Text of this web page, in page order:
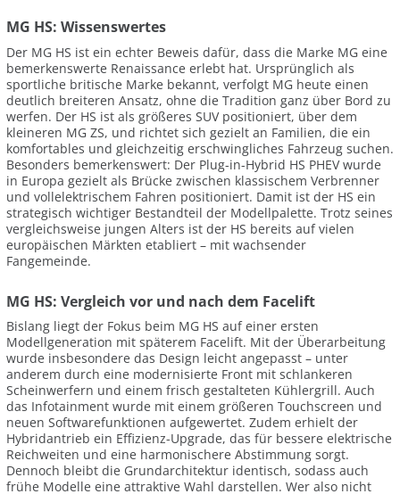
MG HS: Wissenswertes
Der MG HS ist ein echter Beweis dafür, dass die Marke MG eine
bemerkenswerte Renaissance erlebt hat. Ursprünglich als
sportliche britische Marke bekannt, verfolgt MG heute einen
deutlich breiteren Ansatz, ohne die Tradition ganz über Bord zu
werfen. Der HS ist als größeres SUV positioniert, über dem
kleineren MG ZS, und richtet sich gezielt an Familien, die ein
komfortables und gleichzeitig erschwingliches Fahrzeug suchen.
Besonders bemerkenswert: Der Plug-in-Hybrid HS PHEV wurde
in Europa gezielt als Brücke zwischen klassischem Verbrenner
und vollelektrischem Fahren positioniert. Damit ist der HS ein
strategisch wichtiger Bestandteil der Modellpalette. Trotz seines
vergleichsweise jungen Alters ist der HS bereits auf vielen
europäischen Märkten etabliert – mit wachsender
Fangemeinde.
MG HS: Vergleich vor und nach dem Facelift
Bislang liegt der Fokus beim MG HS auf einer ersten
Modellgeneration mit späterem Facelift. Mit der Überarbeitung
wurde insbesondere das Design leicht angepasst – unter
anderem durch eine modernisierte Front mit schlankeren
Scheinwerfern und einem frisch gestalteten Kühlergrill. Auch
das Infotainment wurde mit einem größeren Touchscreen und
neuen Softwarefunktionen aufgewertet. Zudem erhielt der
Hybridantrieb ein Effizienz-Upgrade, das für bessere elektrische
Reichweiten und eine harmonischere Abstimmung sorgt.
Dennoch bleibt die Grundarchitektur identisch, sodass auch
frühe Modelle eine attraktive Wahl darstellen. Wer also nicht